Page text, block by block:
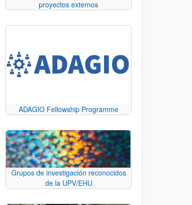
proyectos externos
ADAGIO Fellowship Programme
Grupos de investigación reconocidos
de la UPV/EHU